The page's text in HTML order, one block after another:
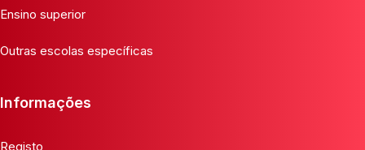
Ensino superior
Outras escolas específicas
Informações
Registo